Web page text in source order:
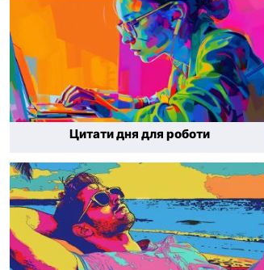
Цитати дня для роботи